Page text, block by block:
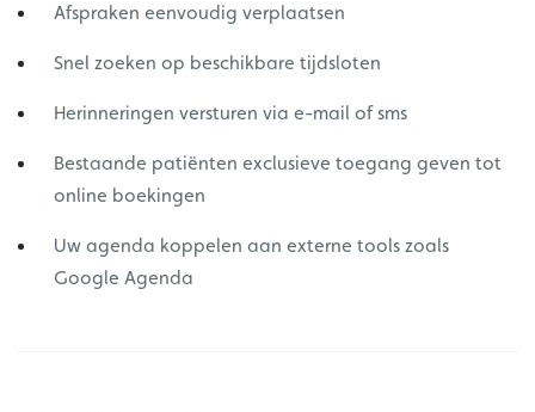
Afspraken eenvoudig verplaatsen
Snel zoeken op beschikbare tijdsloten
Herinneringen versturen via e-mail of sms
Bestaande patiënten exclusieve toegang geven tot
online boekingen
Uw agenda koppelen aan externe tools zoals
Google Agenda